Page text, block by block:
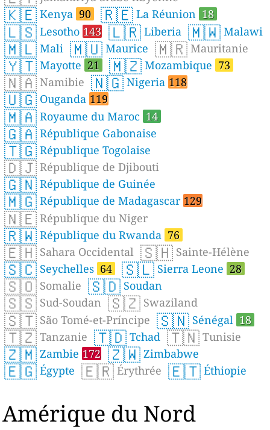
🇰🇪 Kenya 90 🇷🇪 La Réunion 18
🇱🇸 Lesotho 143 🇱🇷 Liberia 🇲🇼 Malawi
🇲🇱 Mali 🇲🇺 Maurice 🇲🇷 Mauritanie
🇾🇹 Mayotte 21 🇲🇿 Mozambique 73
🇳🇦 Namibie 🇳🇬 Nigeria 118
🇺🇬 Ouganda 119
🇲🇦 Royaume du Maroc 14
🇬🇦 République Gabonaise
🇹🇬 République Togolaise
🇩🇯 République de Djibouti
🇬🇳 République de Guinée
🇲🇬 République de Madagascar 129
🇳🇪 République du Niger
🇷🇼 République du Rwanda 76
🇪🇭 Sahara Occidental 🇸🇭 Sainte-Hélène
🇸🇨 Seychelles 64 🇸🇱 Sierra Leone 28
🇸🇴 Somalie 🇸🇩 Soudan
🇸🇸 Sud-Soudan 🇸🇿 Swaziland
🇸🇹 São Tomé-et-Príncipe 🇸🇳 Sénégal 18
🇹🇿 Tanzanie 🇹🇩 Tchad 🇹🇳 Tunisie
🇿🇲 Zambie 172 🇿🇼 Zimbabwe
🇪🇬 Égypte 🇪🇷 Érythrée 🇪🇹 Éthiopie
Amérique du Nord